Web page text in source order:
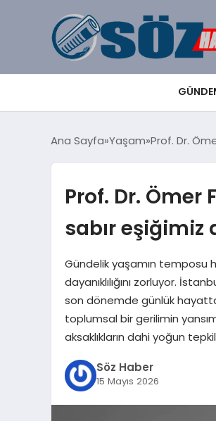
Ana Sayfa Yaşam Prof. Dr.
Prof. Dr. Ömer
sabır eşiğimiz
Gündelik yaşamın temposu
dayanıklılığını zorluyor.
son dönemde günlük
toplumsal bir gerilimin
aksaklıkların dahi yoğun
Söz Haber
15 Mayıs 2026